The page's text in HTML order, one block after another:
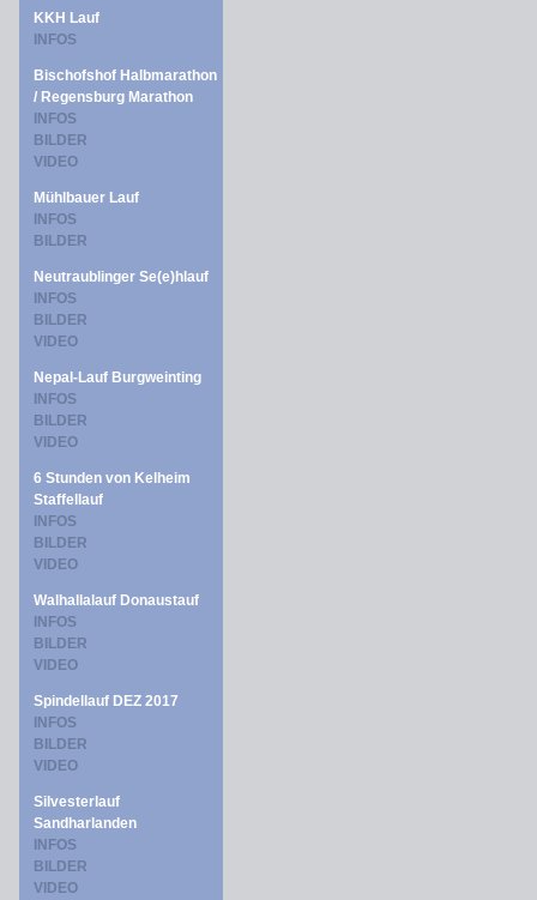
KKH Lauf
INFOS
Bischofshof Halbmarathon
/ Regensburg Marathon
INFOS
BILDER
VIDEO
Mühlbauer Lauf
INFOS
BILDER
Neutraublinger Se(e)hlauf
INFOS
BILDER
VIDEO
Nepal-Lauf Burgweinting
INFOS
BILDER
VIDEO
6 Stunden von Kelheim
Staffellauf
INFOS
BILDER
VIDEO
Walhallalauf Donaustauf
INFOS
BILDER
VIDEO
Spindellauf DEZ 2017
INFOS
BILDER
VIDEO
Silvesterlauf
Sandharlanden
INFOS
BILDER
VIDEO